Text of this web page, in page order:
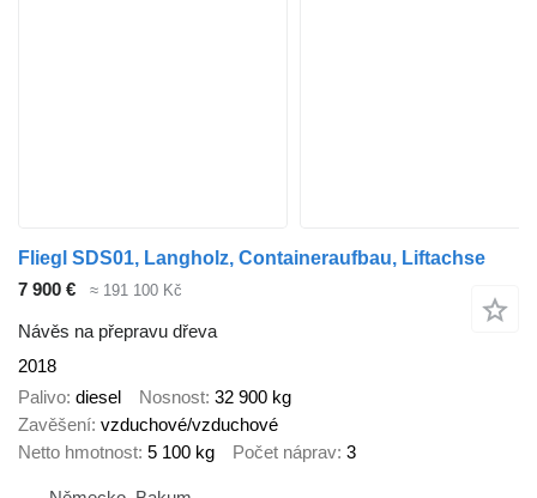
Fliegl SDS01, Langholz, Containeraufbau, Liftachse
7 900 €
≈ 191 100 Kč
Návěs na přepravu dřeva
2018
Palivo diesel Nosnost 32 900 kg
Zavěšení vzduchové/vzduchové
Netto hmotnost 5 100 kg Počet náprav 3